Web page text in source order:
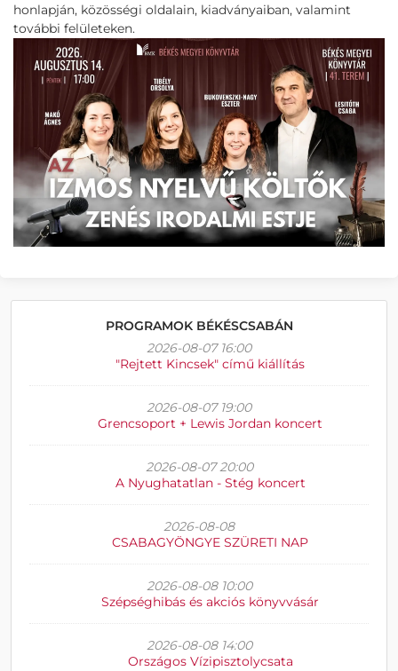
honlapján, közösségi oldalain, kiadványaiban, valamint
további felületeken.
PROGRAMOK BÉKÉSCSABÁN
2026-08-07 16:00
"Rejtett Kincsek" című kiállítás
2026-08-07 19:00
Grencsoport + Lewis Jordan koncert
2026-08-07 20:00
A Nyughatatlan - Stég koncert
2026-08-08
CSABAGYÖNGYE SZÜRETI NAP
2026-08-08 10:00
Szépséghibás és akciós könyvvásár
2026-08-08 14:00
Országos Vízipisztolycsata